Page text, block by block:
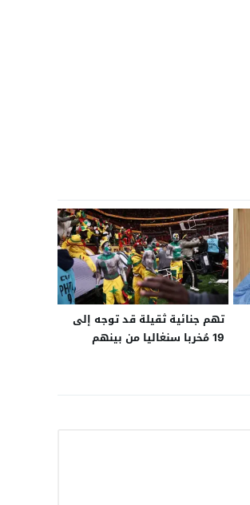
تهم جنائية ثقيلة قد توجه إلى
19 مُخربا سنغاليا من بينهم